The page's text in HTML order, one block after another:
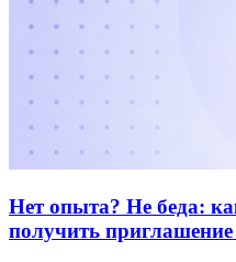
Нет опыта? Не беда:
получить приглашение